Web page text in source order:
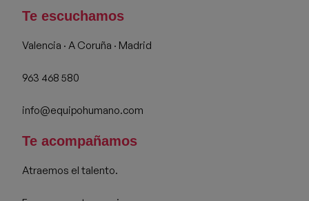
Te escuchamos
Valencia · A Coruña · Madrid
963 468 580
info@equipohumano.com
Te acompañamos
Atraemos el talento.